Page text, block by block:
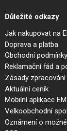
Důležité odkazy
Jak nakupovat na
Doprava a platba
Obchodní
Reklamační řád a
Zásady zpracování
Aktuální ceník
Mobilní aplikace
Velkoobchodní
Oznámení o